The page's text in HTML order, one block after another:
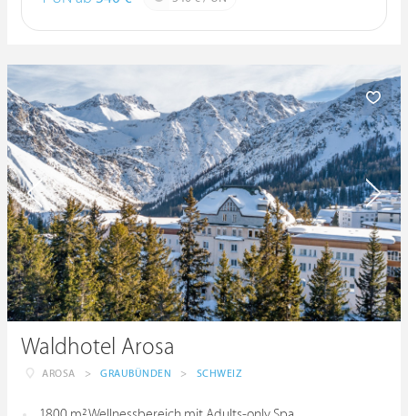
Waldhotel Arosa
AROSA > GRAUBÜNDEN > SCHWEIZ